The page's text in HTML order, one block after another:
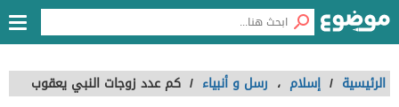
الرئيسية / إسلام ، رسل و أنبياء / كم عدد زوجات النبي يعقوب